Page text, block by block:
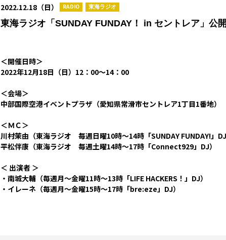
2022.12.18（日） RADIO 東海ラジオ
東海ラジオ「SUNDAY FUNDAY！ in セントレア」公
＜開催日時＞
2022年12月18日（日）12：00～14：00
＜会場＞
中部国際空港イベントプラザ（愛知県常滑市セントレア1丁目1番地）
＜ＭＣ＞
川村茉由（東海ラジオ 毎週日曜10時～14時「SUNDAY FUNDAY!」DJ
平松伴康（東海ラジオ 毎週土曜14時～17時「Connect929」DJ）
＜ 出演者 ＞
・南城大輔（毎週月～金曜11時～13時「LIFE HACKERS！」DJ）
・イレーネ（毎週月～金曜15時～17時「bre:eze」DJ）